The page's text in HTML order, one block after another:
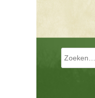
Zoeken